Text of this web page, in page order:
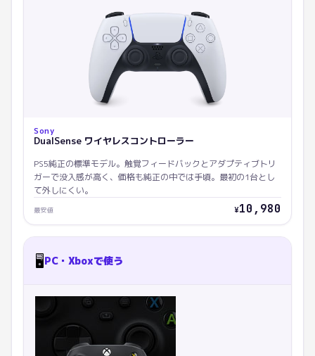
Sony
DualSense ワイヤレスコントローラー
PS5純正の標準モデル。触覚フィードバックとアダプティブトリ
ガーで没入感が高く、価格も純正の中では手頃。最初の1台とし
て外しにくい。
最安値 ¥10,980
🖥️PC・Xboxで使う